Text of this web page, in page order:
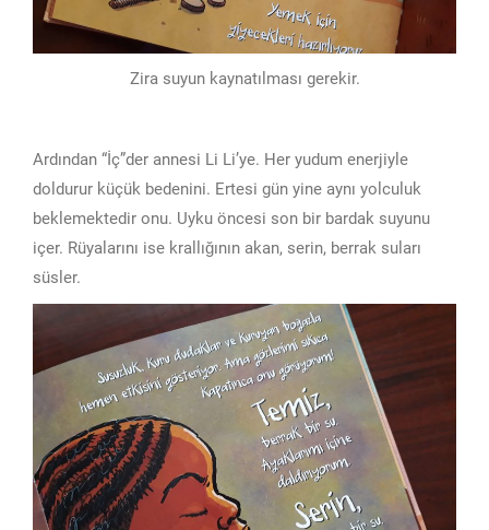
Zira suyun kaynatılması gerekir.
Ardından “İç”der annesi Li Li’ye. Her yudum enerjiyle
doldurur küçük bedenini. Ertesi gün yine aynı yolculuk
beklemektedir onu. Uyku öncesi son bir bardak suyunu
içer. Rüyalarını ise krallığının akan, serin, berrak suları
süsler.